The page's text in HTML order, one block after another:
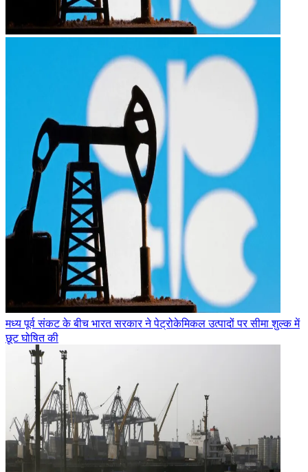
मध्य पूर्व संकट के बीच भारत सरकार ने पेट्रोकेमिकल उत्पादों पर सीमा शुल्क में
छूट घोषित की